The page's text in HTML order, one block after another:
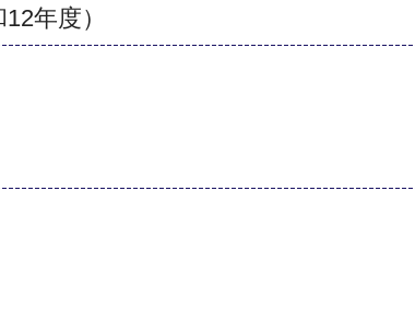
年度）